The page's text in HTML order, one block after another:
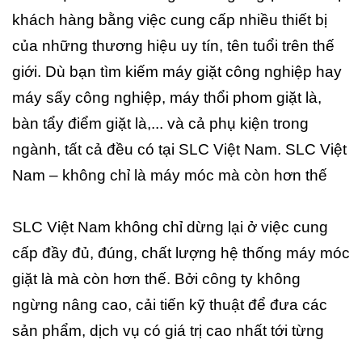
khách hàng bằng việc cung cấp nhiều thiết bị
của những thương hiệu uy tín, tên tuổi trên thế
giới. Dù bạn tìm kiếm máy giặt công nghiệp hay
máy sấy công nghiệp, máy thổi phom giặt là,
bàn tẩy điểm giặt là,... và cả phụ kiện trong
ngành, tất cả đều có tại SLC Việt Nam. SLC Việt
Nam – không chỉ là máy móc mà còn hơn thế
SLC Việt Nam không chỉ dừng lại ở việc cung
cấp đầy đủ, đúng, chất lượng hệ thống máy móc
giặt là mà còn hơn thế. Bởi công ty không
ngừng nâng cao, cải tiến kỹ thuật để đưa các
sản phẩm, dịch vụ có giá trị cao nhất tới từng